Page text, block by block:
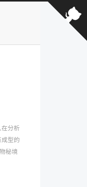
分析
成型的
秘境